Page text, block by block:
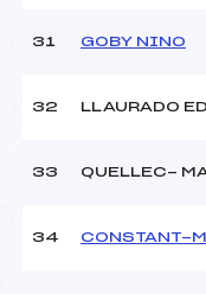
31 GOBY NINO
32 LLAURADO
33 QUELLEC-
34 CONSTANT-